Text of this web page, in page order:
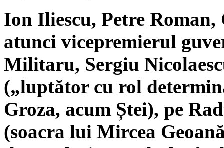
Ion Iliescu, Petre Roman,
atunci vicepremierul
Militaru, Sergiu
(„luptător cu rol
Groza, acum Ștei), pe
(soacra lui Mircea